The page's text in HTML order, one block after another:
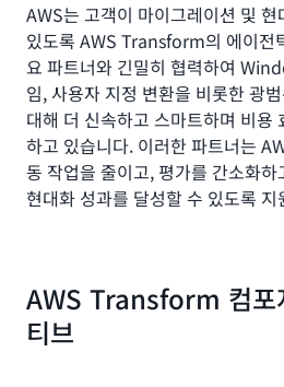
AWS는 고객이 마이그레이션 및
있도록 AWS Transform의 에이전
요 파트너와 긴밀히 협력하여
임, 사용자 지정 변환을 비롯한 광
대해 더 신속하고 스마트하며 비용
하고 있습니다. 이러한 파트너는
동 작업을 줄이고, 평가를 간소화
현대화 성과를 달성할 수 있도록
AWS Transform 컴포
티브